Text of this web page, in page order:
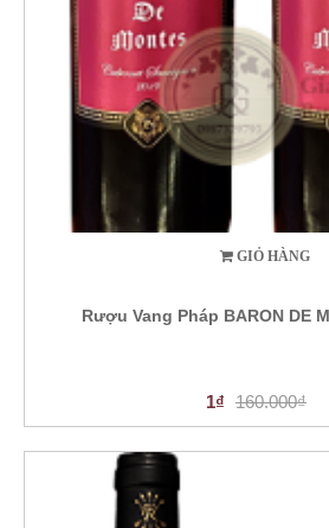
GIỎ HÀNG
Rượu Vang Pháp BARON DE
1₫ 160.000₫